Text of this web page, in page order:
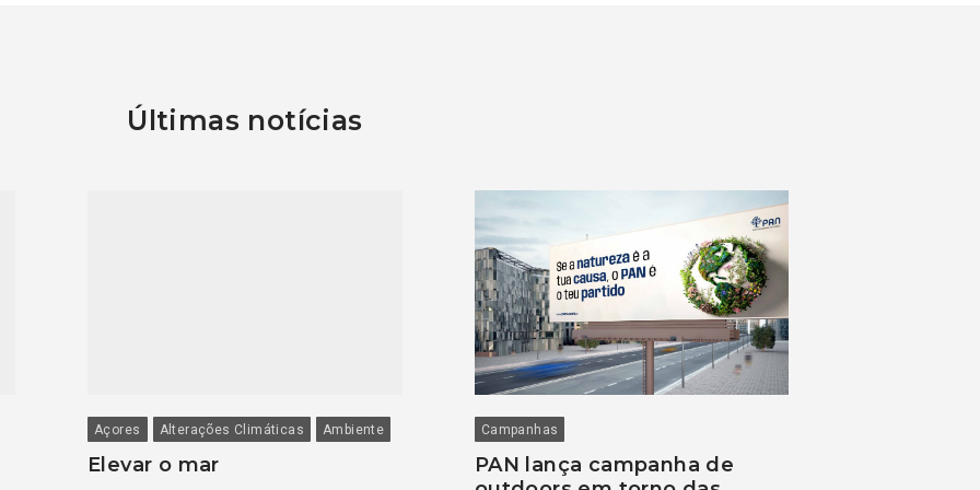
Últimas notícias
Açores Alterações Climáticas Ambiente
Elevar o mar
Campanhas
PAN lança campanha de